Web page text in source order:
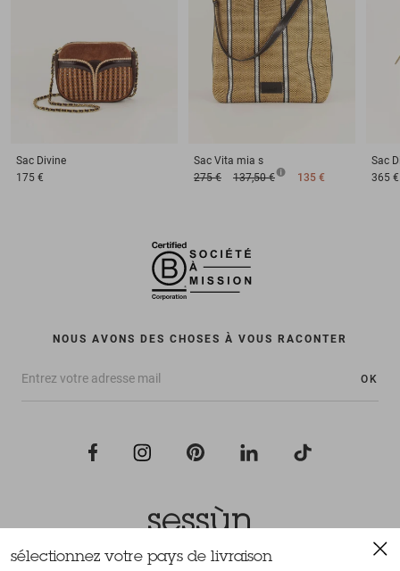
Sac Divine
175 €
Sac Vita mia s
275 €
137,50 € 135 €
Sac
365 €
NOUS AVONS DES CHOSES À VOUS RACONTER
OK
Tous droits réservés Sessùn 2022
sélectionnez votre pays de livraison